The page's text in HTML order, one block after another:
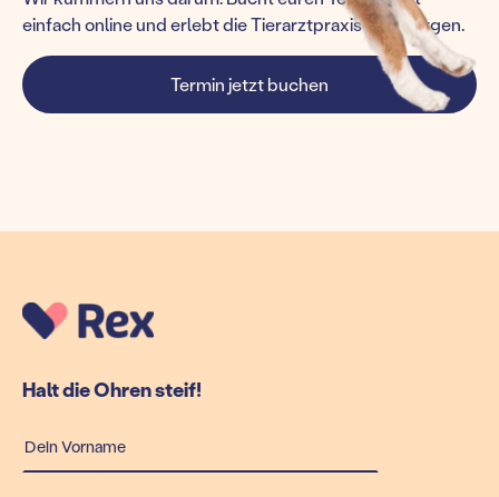
einfach online und erlebt die Tierarztpraxis von morgen.
Termin jetzt buchen
Halt die Ohren steif!